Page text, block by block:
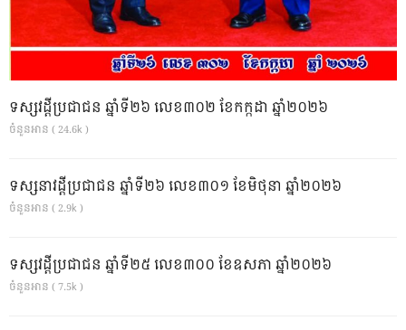
ទស្សវដ្តីប្រជាជន ឆ្នាំទី២៦ លេខ៣០២ ខែកក្កដា ឆ្នាំ២០២៦
ចំនួនអាន ( 24.6k )
ទស្សនាវដ្ដីប្រជាជន ឆ្នាំទី២៦ លេខ៣០១ ខែមិថុនា ឆ្នាំ២០២៦
ចំនួនអាន ( 2.9k )
ទស្សវដ្តីប្រជាជន ឆ្នាំទី២៥ លេខ៣០០ ខែឧសភា ឆ្នាំ២០២៦
ចំនួនអាន ( 7.5k )